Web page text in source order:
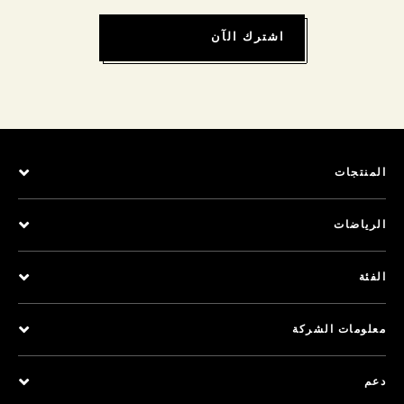
اشترك الآن
المنتجات
الرياضات
الفئة
معلومات الشركة
دعم